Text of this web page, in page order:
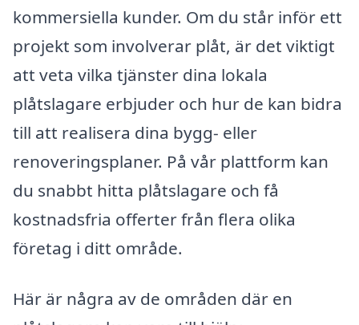
kommersiella kunder. Om du står inför ett
projekt som involverar plåt, är det viktigt
att veta vilka tjänster dina lokala
plåtslagare erbjuder och hur de kan bidra
till att realisera dina bygg- eller
renoveringsplaner. På vår plattform kan
du snabbt hitta plåtslagare och få
kostnadsfria offerter från flera olika
företag i ditt område.
Här är några av de områden där en